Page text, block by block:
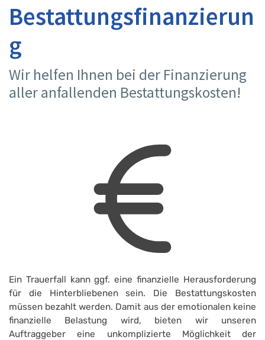
Bestattungsfinanzierun
g
Wir helfen Ihnen bei der Finanzierung
aller anfallenden Bestattungskosten!
Ein Trauerfall kann ggf. eine finanzielle Herausforderung
für die Hinterbliebenen sein. Die Bestattungskosten
müssen bezahlt werden. Damit aus der emotionalen keine
finanzielle Belastung wird, bieten wir unseren
Auftraggeber eine unkomplizierte Möglichkeit der